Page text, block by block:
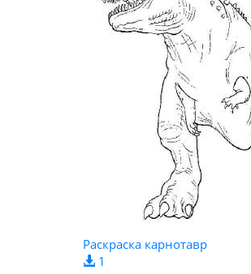
Раскраска карнотавр
1